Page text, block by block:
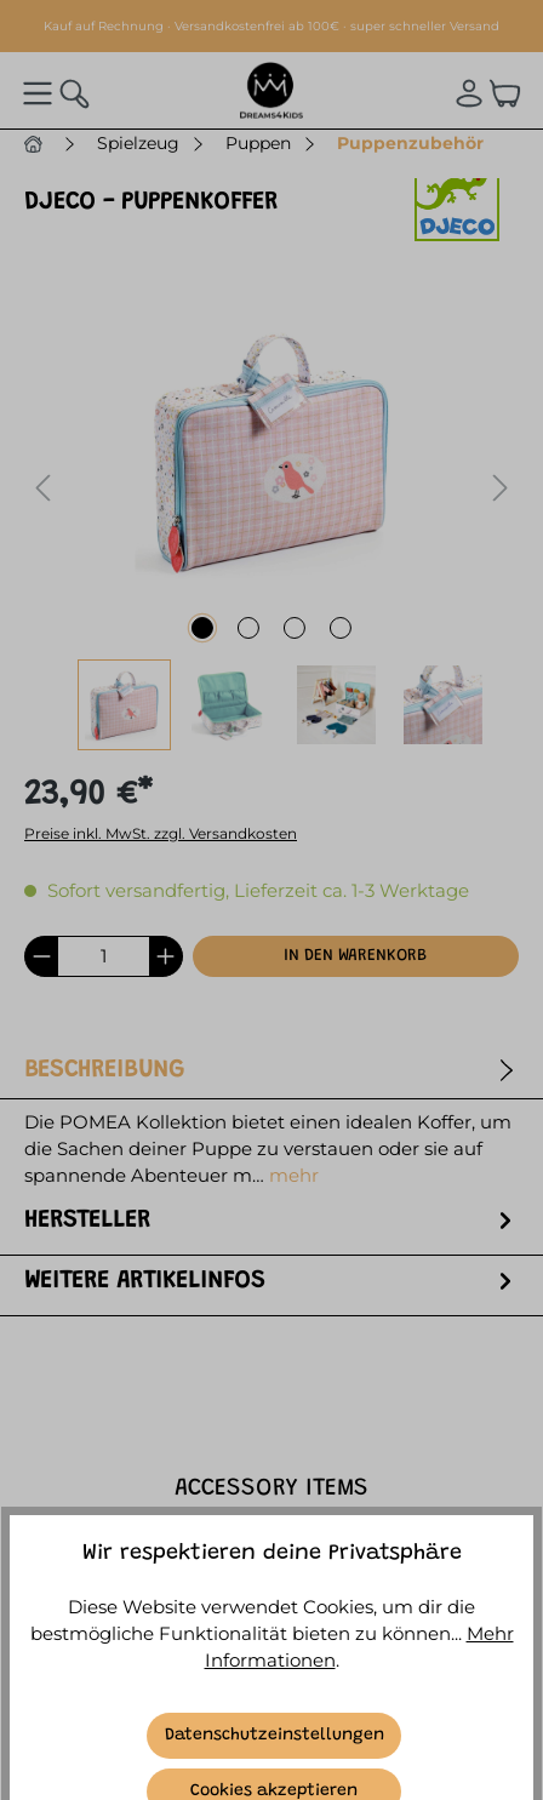
springen
Kauf auf Rechnung · Versandkostenfrei ab 100€ · super schneller Versand
Spielzeug Puppen Puppenzubehör
DJECO - PUPPENKOFFER
23,90 €*
Preise inkl. MwSt. zzgl. Versandkosten
Sofort versandfertig, Lieferzeit ca. 1-3 Werktage
IN DEN WARENKORB
BESCHREIBUNG
Die POMEA Kollektion bietet einen idealen Koffer, um
die Sachen deiner Puppe zu verstauen oder sie auf
spannende Abenteuer m… mehr
HERSTELLER
WEITERE ARTIKELINFOS
ACCESSORY ITEMS
Wir respektieren deine Privatsphäre
Diese Website verwendet Cookies, um dir die
bestmögliche Funktionalität bieten zu können... Mehr
Informationen.
Datenschutzeinstellungen
Cookies akzeptieren